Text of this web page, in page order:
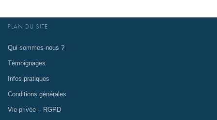
PLAN DU SITE
Qui sommes-nous ?
Témoignages
Infos pratiques
Conditions générales
Vie privée – RGPD